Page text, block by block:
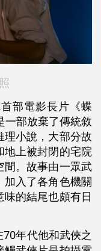
部電影長片《蝶
一部放棄了傳統敘
小說，大部分故
地上被封閉的宅院
間。故事由一眾武
入了各角色機關
的結尾也頗有日
年代他和武俠之